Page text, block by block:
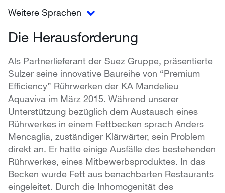
Weitere Sprachen
Die Herausforderung
Als Partnerlieferant der Suez Gruppe, präsentierte
Sulzer seine innovative Baureihe von “Premium
Efficiency” Rührwerken der KA Mandelieu
Aquaviva im März 2015. Während unserer
Unterstützung bezüglich dem Austausch eines
Rührwerkes in einem Fettbecken sprach Anders
Mencaglia, zuständiger Klärwärter, sein Problem
direkt an. Er hatte einige Ausfälle des bestehenden
Rührwerkes, eines Mitbewerbsproduktes. In das
Becken wurde Fett aus benachbarten Restaurants
eingeleitet. Durch die Inhomogenität des